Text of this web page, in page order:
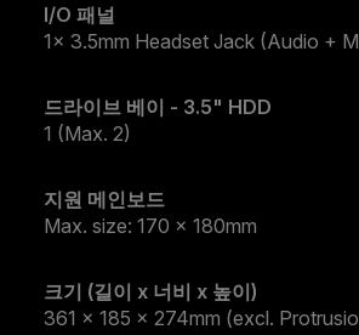
I/O 패널
1x 3.5mm Headset Jack (Audio +
드라이브 베이 - 3.5" HDD
1 (Max. 2)
지원 메인보드
Max. size: 170 x 180mm
크기 (길이 x 너비 x 높이)
361 x 185 x 274mm (excl.